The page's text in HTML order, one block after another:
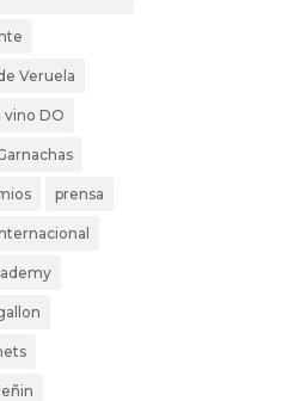
Veruela
DO
prensa